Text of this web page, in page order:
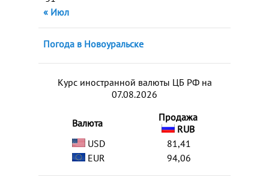
« Июл
Погода в Новоуральске
Курс иностранной валюты ЦБ РФ на
07.08.2026
Валюта
Продажа
RUB
USD
81,41
EUR
94,06